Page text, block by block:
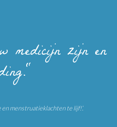
medicijn zijn en
menstruatieklachten te lijf!’.